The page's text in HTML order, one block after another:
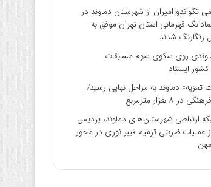
تکواندو امیران از شهرستان دماوند در
قهرمانی استان تهران موفق به
روی سکوی سوم مسابقات
ایستاد
دماوند به مراحل نهایی رسید/
۸ هزار مترمربع
ارتباطی شهرستان‌های دماوند، پردیس
عملیات ضربتی ترمیم فیبر نوری در محور